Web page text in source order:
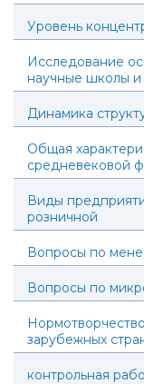
Уровень
Исследование
научные школы
Динамика
Общая
средневековой
Виды
розничной
Вопросы по
Вопросы по
зарубежных
контрольная